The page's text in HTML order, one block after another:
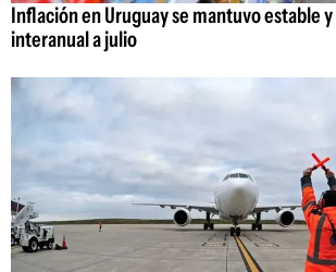
Inflación en Uruguay se mantuvo estable
interanual a julio